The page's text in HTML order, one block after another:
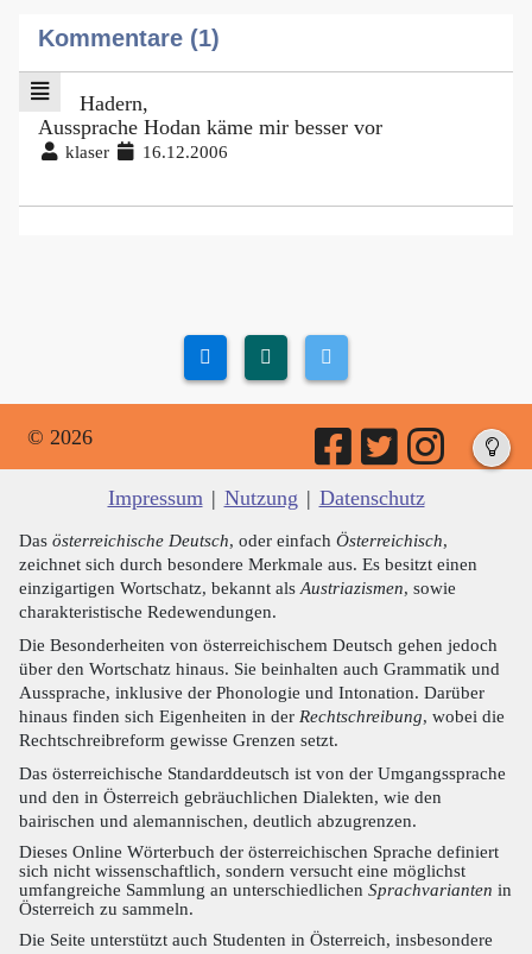
Kommentare (1)
Hadern,
Aussprache Hodan käme mir besser vor
klaser 16.12.2006
© 2026
Impressum | Nutzung | Datenschutz
Das österreichische Deutsch, oder einfach Österreichisch,
zeichnet sich durch besondere Merkmale aus. Es besitzt einen
einzigartigen Wortschatz, bekannt als Austriazismen, sowie
charakteristische Redewendungen.
Die Besonderheiten von österreichischem Deutsch gehen jedoch
über den Wortschatz hinaus. Sie beinhalten auch Grammatik und
Aussprache, inklusive der Phonologie und Intonation. Darüber
hinaus finden sich Eigenheiten in der Rechtschreibung, wobei die
Rechtschreibreform gewisse Grenzen setzt.
Das österreichische Standarddeutsch ist von der Umgangssprache
und den in Österreich gebräuchlichen Dialekten, wie den
bairischen und alemannischen, deutlich abzugrenzen.
Dieses Online Wörterbuch der österreichischen Sprache definiert
sich nicht wissenschaftlich, sondern versucht eine möglichst
umfangreiche Sammlung an unterschiedlichen Sprachvarianten in
Österreich zu sammeln.
Die Seite unterstützt auch Studenten in Österreich, insbesondere